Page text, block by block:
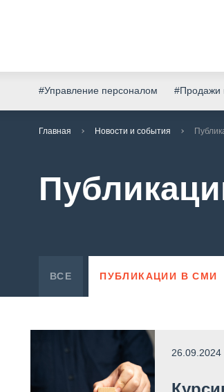
#Управление персоналом #Продажи
Главная Новости и события
ВСЕ ПУБЛИКАЦИИ В СМИ
26.09.2024